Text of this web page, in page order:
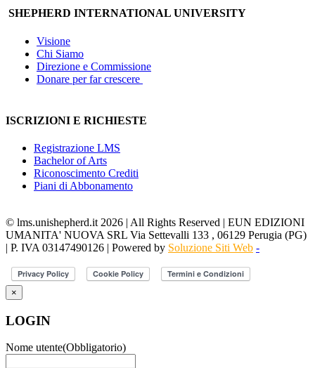
SHEPHERD INTERNATIONAL UNIVERSITY
Visione
Chi Siamo
Direzione e Commissione
Donare per far crescere
ISCRIZIONI E RICHIESTE
Registrazione LMS
Bachelor of Arts
Riconoscimento Crediti
Piani di Abbonamento
© lms.unishepherd.it 2026 | All Rights Reserved | EUN EDIZIONI
UMANITA' NUOVA SRL Via Settevalli 133 , 06129 Perugia (PG)
| P. IVA 03147490126 | Powered by Soluzione Siti Web -
×
LOGIN
Nome utente(Obbligatorio)